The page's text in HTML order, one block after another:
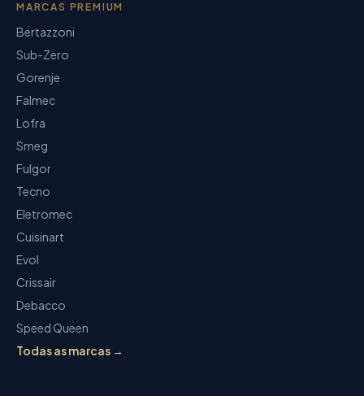
MARCAS PREMIUM
Bertazzoni
Sub-Zero
Gorenje
Falmec
Lofra
Smeg
Fulgor
Tecno
Eletromec
Cuisinart
Evol
Crissair
Debacco
Speed Queen
Todas as marcas →